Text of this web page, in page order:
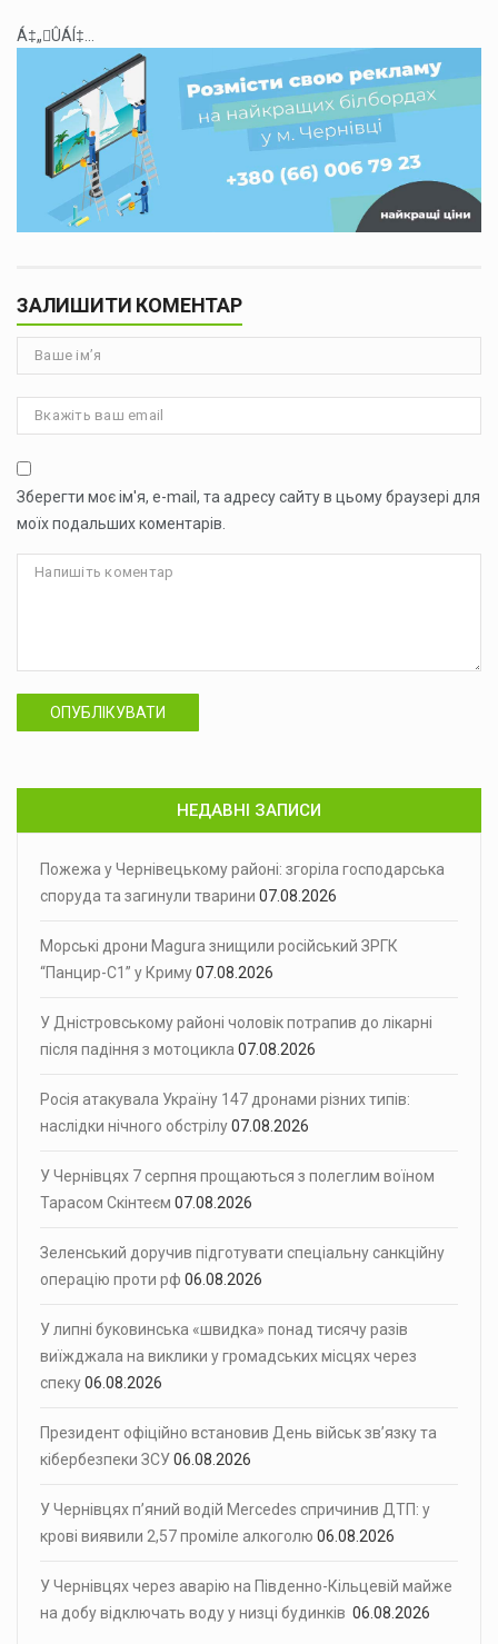
Á‡„ÛÁÍ‡...
ЗАЛИШИТИ КОМЕНТАР
Зберегти моє ім'я, e-mail, та адресу сайту в цьому браузері для
моїх подальших коментарів.
ОПУБЛІКУВАТИ
НЕДАВНІ ЗАПИСИ
Пожежа у Чернівецькому районі: згоріла господарська
споруда та загинули тварини 07.08.2026
Морські дрони Magura знищили російський ЗРГК
“Панцир-С1” у Криму07.08.2026
У Дністровському районі чоловік потрапив до лікарні
після падіння з мотоцикла 07.08.2026
Росія атакувала Україну 147 дронами різних типів:
наслідки нічного обстрілу07.08.2026
У Чернівцях 7 серпня прощаються з полеглим воїном
Тарасом Скінтеєм 07.08.2026
Зеленський доручив підготувати спеціальну санкційну
операцію проти рф 06.08.2026
У липні буковинська «швидка» понад тисячу разів
виїжджала на виклики у громадських місцях через
спеку06.08.2026
Президент офіційно встановив День військ зв’язку та
кібербезпеки ЗСУ06.08.2026
У Чернівцях п’яний водій Mercedes спричинив ДТП: у
крові виявили 2,57 проміле алкоголю 06.08.2026
У Чернівцях через аварію на Південно-Кільцевій майже
на добу відключать воду у низці будинків 06.08.2026